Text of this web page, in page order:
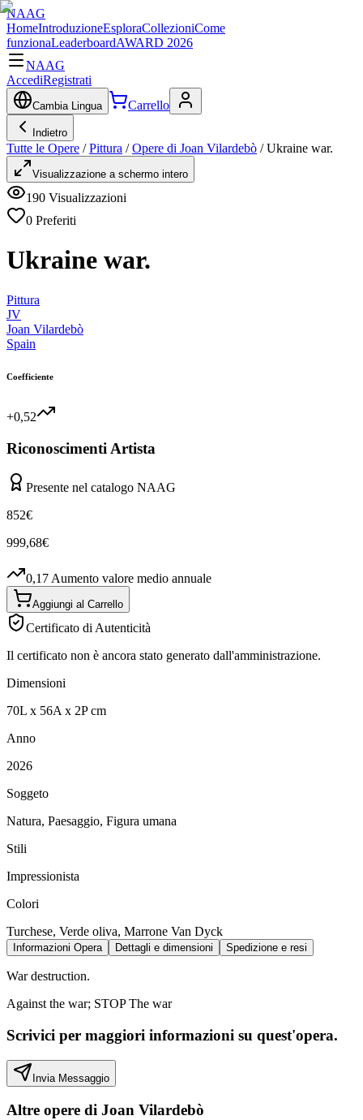
NAAG
HomeIntroduzioneEsploraCollezioniCome
funzionaLeaderboardAWARD 2026
NAAG
AccediRegistrati
Cambia Lingua Carrello
Indietro
Tutte le Opere / Pittura / Opere di Joan Vilardebò /Ukraine war.
Visualizzazione a schermo intero
190 Visualizzazioni
0 Preferiti
Ukraine war.
Pittura
JV
Joan Vilardebò
Spain
Coefficiente
+0,52
Riconoscimenti Artista
Presente nel catalogo NAAG
852€
999,68€
0,17 Aumento valore medio annuale
Aggiungi al Carrello
Certificato di Autenticità
Il certificato non è ancora stato generato dall'amministrazione.
Dimensioni
70L x 56A x 2Pcm
Anno
2026
Soggeto
Natura, Paesaggio, Figura umana
Stili
Impressionista
Colori
Turchese, Verde oliva, Marrone Van Dyck
Informazioni Opera Dettagli e dimensioni Spedizione e resi
War destruction.
Against the war; STOP The war
Scrivici per maggiori informazioni su quest'opera.
Invia Messaggio
Altre opere di Joan Vilardebò